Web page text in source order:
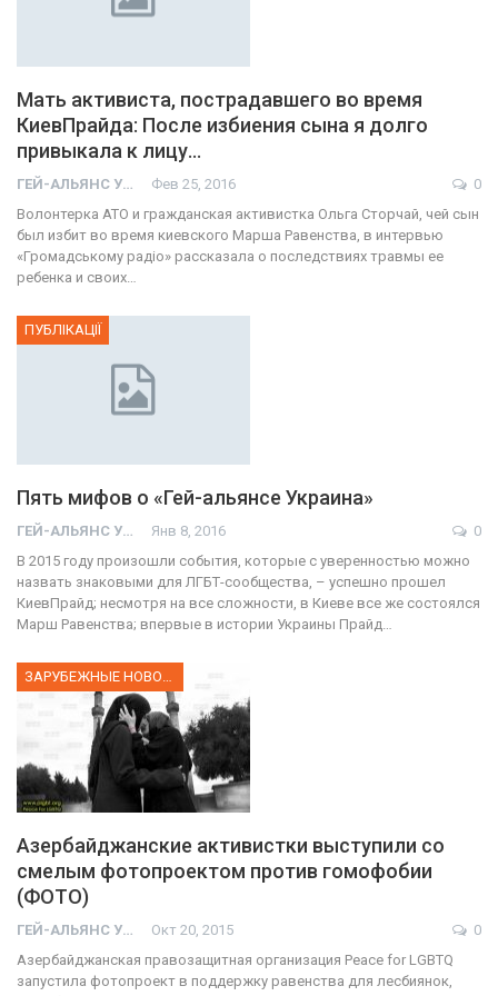
Мать активиста, пострадавшего во время
КиевПрайда: После избиения сына я долго
привыкала к лицу…
ГЕЙ-АЛЬЯНС УКРАИНА Фев 25, 2016
0
Волонтерка АТО и гражданская активистка Ольга Сторчай, чей сын
был избит во время киевского Марша Равенства, в интервью
«Громадському радіо» рассказала о последствиях травмы ее
ребенка и своих…
ПУБЛІКАЦІЇ
Пять мифов о «Гей-альянсе Украина»
ГЕЙ-АЛЬЯНС УКРАИНА Янв 8, 2016
0
В 2015 году произошли события, которые с уверенностью можно
назвать знаковыми для ЛГБТ-сообщества, – успешно прошел
КиевПрайд; несмотря на все сложности, в Киеве все же состоялся
Марш Равенства; впервые в истории Украины Прайд…
ЗАРУБЕЖНЫЕ НОВОСТИ
Азербайджанские активистки выступили со
смелым фотопроектом против гомофобии
(ФОТО)
ГЕЙ-АЛЬЯНС УКРАИНА Окт 20, 2015
0
Азербайджанская правозащитная организация Peace for LGBTQ
запустила фотопроект в поддержку равенства для лесбиянок,
17 травня IDAHO. Міжнародний день боротьби з гомофобією трансфобією і біфобія.